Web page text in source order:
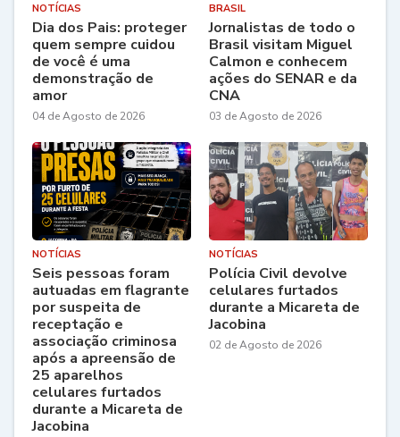
NOTÍCIAS
Dia dos Pais: proteger
quem sempre cuidou
de você é uma
demonstração de
amor
04 de Agosto de 2026
BRASIL
Jornalistas de todo o
Brasil visitam Miguel
Calmon e conhecem
ações do SENAR e da
CNA
03 de Agosto de 2026
NOTÍCIAS
Seis pessoas foram
autuadas em flagrante
por suspeita de
receptação e
associação criminosa
após a apreensão de
25 aparelhos
celulares furtados
durante a Micareta de
Jacobina
NOTÍCIAS
Polícia Civil devolve
celulares furtados
durante a Micareta de
Jacobina
02 de Agosto de 2026